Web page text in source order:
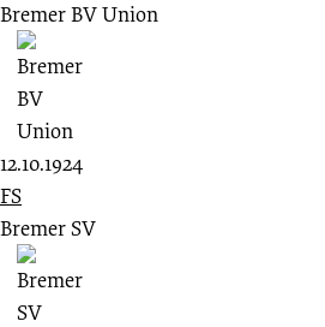
Bremer BV Union
12.10.1924
FS
Bremer SV